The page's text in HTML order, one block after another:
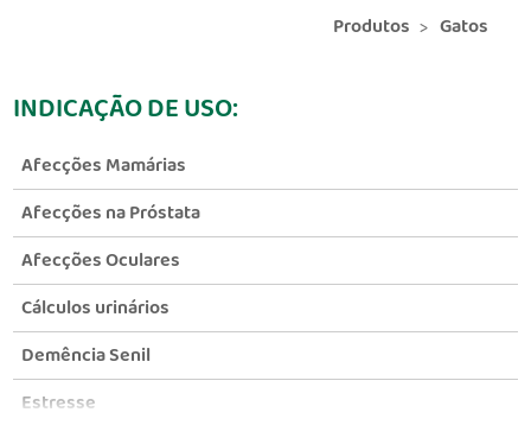
Produtos Gatos
INDICAÇÃO DE USO:
Afecções Mamárias
Afecções na Próstata
Afecções Oculares
Cálculos urinários
Demência Senil
Estresse